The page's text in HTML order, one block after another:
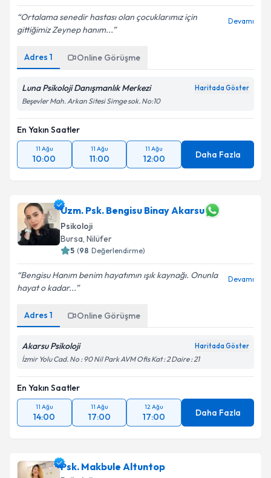
Ortalama senedir hastası olan çocuklarımız için
gittiğimiz Zeynep hanım...
Devamı
Adres 1 Online Görüşme
Luna Psikoloji Danışmanlık Merkezi Haritada Göster
Beşevler Mah. Arkan Sitesi Simge sok. No:10
En Yakın Saatler
11 Ağu
10:00
11 Ağu
11:00
11 Ağu
12:00 Daha Fazla
Uzm. Psk. Bengisu Binay Akarsu
Psikoloji
Bursa, Nilüfer
5 (98 Değerlendirme)
Bengisu Hanım benim hayatımın ışık kaynağı. Onunla
hayat o kadar...
Devamı
Adres 1 Online Görüşme
Akarsu Psikoloji Haritada Göster
İzmir Yolu Cad. No : 90 Nil Park AVM Ofis Kat : 2 Daire : 21
En Yakın Saatler
11 Ağu
14:00
11 Ağu
17:00
12 Ağu
17:00 Daha Fazla
Psk. Makbule Altuntop